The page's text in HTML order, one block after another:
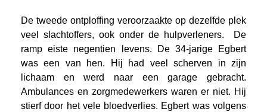
De tweede ontploffing veroorzaakte op dezelfde plek
veel slachtoffers, ook onder de hulpverleners. De
ramp eiste negentien levens. De 34-jarige Egbert
was een van hen. Hij had veel scherven in zijn
lichaam en werd naar een garage gebracht.
Ambulances en zorgmedewerkers waren er niet. Hij
stierf door het vele bloedverlies. Egbert was volgens